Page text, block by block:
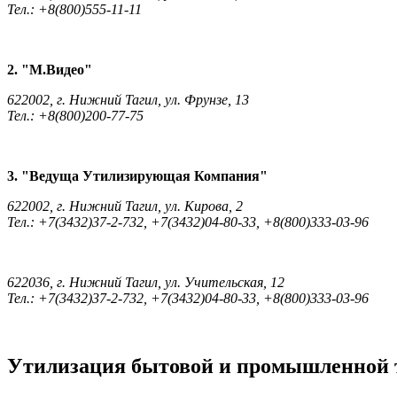
Тел.: +8(800)555-11-11
2. "М.Видео"
622002, г. Нижний Тагил, ул. Фрунзе, 13
Тел.: +8(800)200-77-75
3. "Ведуща Утилизирующая Компания"
622002, г. Нижний Тагил, ул. Кирова, 2
Тел.: +7(3432)37-2-732, +7(3432)04-80-33, +8(800)333-03-96
622036, г. Нижний Тагил, ул. Учительская, 12
Тел.: +7(3432)37-2-732, +7(3432)04-80-33, +8(800)333-03-96
Утилизация бытовой и промышленной